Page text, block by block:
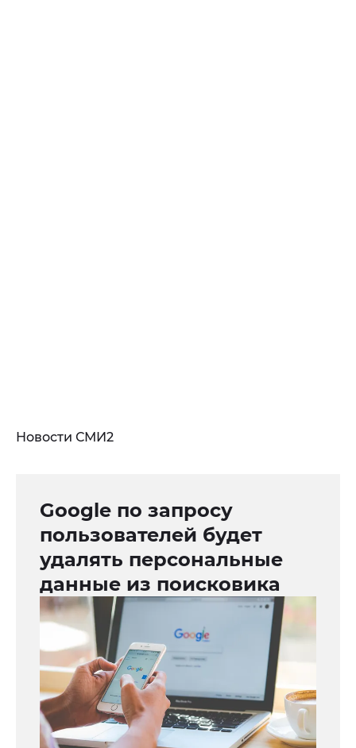
Новости СМИ2
Google по запросу
пользователей будет
удалять персональные
данные из поисковика